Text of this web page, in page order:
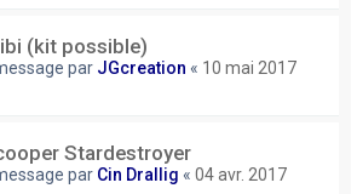
(kit possible)
par JGcreation « 10 mai 2017
Stardestroyer
par Cin Drallig « 04 avr. 2017